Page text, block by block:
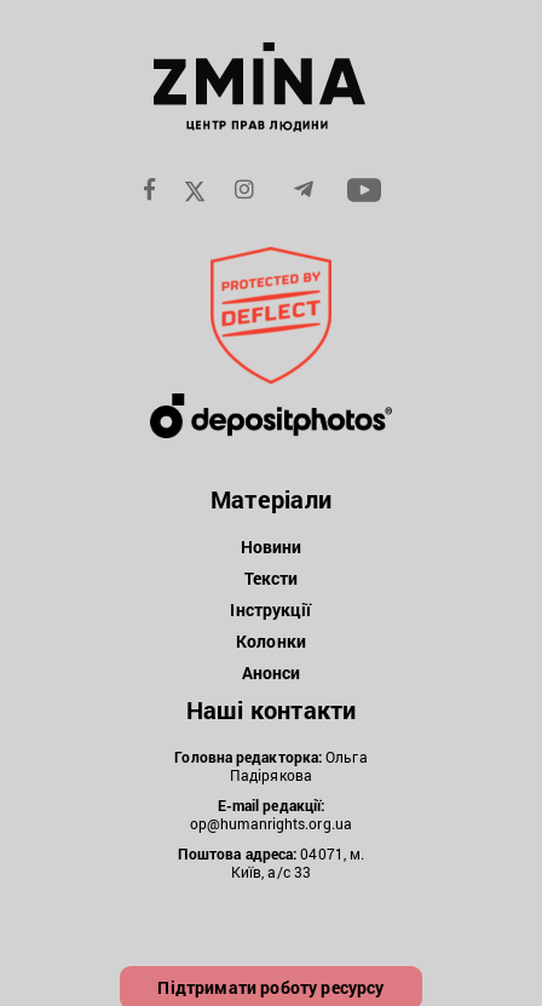
Матеріали
Новини
Тексти
Інструкції
Колонки
Анонси
Наші контакти
Головна редакторка:Ольга
Падірякова
E-mail редакції:
op@humanrights.org.ua
Поштова адреса:04071, м.
Київ, а/с 33
Підтримати роботу ресурсу